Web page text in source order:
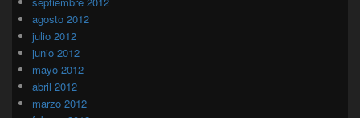
agosto 2012
julio 2012
junio 2012
mayo 2012
abril 2012
marzo 2012